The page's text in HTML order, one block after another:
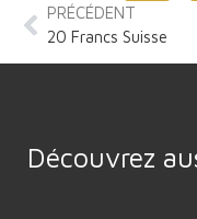
PRÉCÉDENT
20 Francs Suisse
Découvrez